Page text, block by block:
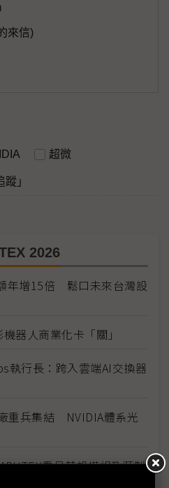
來信)
超微
」
2026
年增15倍 鬆口未來台灣設
器人商業化卡「關」
執行長：跨入雲端AI交換器
重兵集結 NVIDIA體系光
看見基設模組及預製